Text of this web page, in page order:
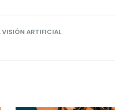
VISIÓN ARTIFICIAL